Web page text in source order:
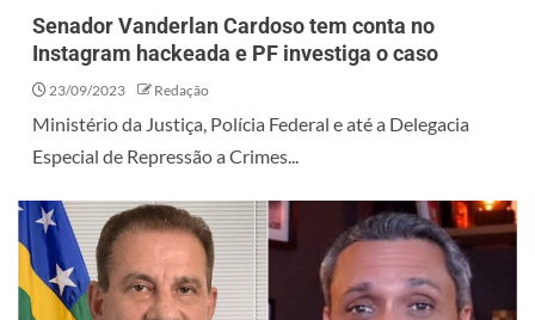
Senador Vanderlan Cardoso tem conta no
Instagram hackeada e PF investiga o caso
23/09/2023 Redação
Ministério da Justiça, Polícia Federal e até a Delegacia
Especial de Repressão a Crimes...